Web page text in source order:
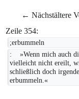
← Nächstältere
Zeile 354:
;erbummeln
:    »Wenn mich auch
vielleicht nicht ereilt,
schließlich doch
erbummeln.«